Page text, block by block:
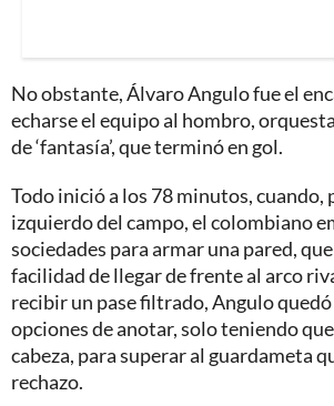
No obstante, Álvaro Angulo fue el
echarse el equipo al hombro,
de ‘fantasía’, que terminó en gol.
Todo inició a los 78 minutos, cuando,
izquierdo del campo, el colombiano
sociedades para armar una pared,
facilidad de llegar de frente al arco
recibir un pase filtrado, Angulo
opciones de anotar, solo teniendo
cabeza, para superar al guardameta
rechazo.